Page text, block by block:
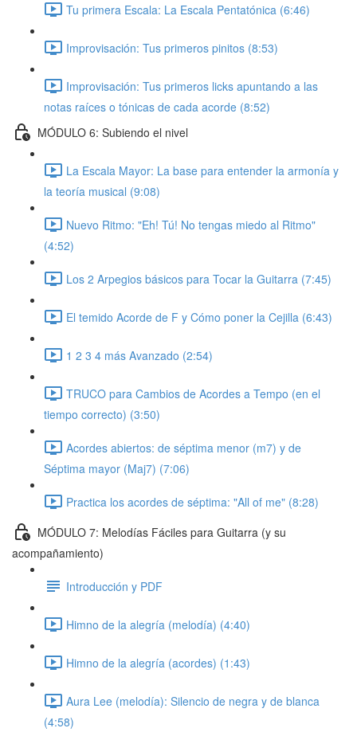
Tu primera Escala: La Escala Pentatónica (6:46)
Improvisación: Tus primeros pinitos (8:53)
Improvisación: Tus primeros licks apuntando a las
notas raíces o tónicas de cada acorde (8:52)
MÓDULO 6: Subiendo el nivel
La Escala Mayor: La base para entender la armonía y
la teoría musical (9:08)
Nuevo Ritmo: "Eh! Tú! No tengas miedo al Ritmo"
(4:52)
Los 2 Arpegios básicos para Tocar la Guitarra (7:45)
El temido Acorde de F y Cómo poner la Cejilla (6:43)
1 2 3 4 más Avanzado (2:54)
TRUCO para Cambios de Acordes a Tempo (en el
tiempo correcto) (3:50)
Acordes abiertos: de séptima menor (m7) y de
Séptima mayor (Maj7) (7:06)
Practica los acordes de séptima: "All of me" (8:28)
MÓDULO 7: Melodías Fáciles para Guitarra (y su
acompañamiento)
Introducción y PDF
Himno de la alegría (melodía) (4:40)
Himno de la alegría (acordes) (1:43)
Aura Lee (melodía): Silencio de negra y de blanca
(4:58)